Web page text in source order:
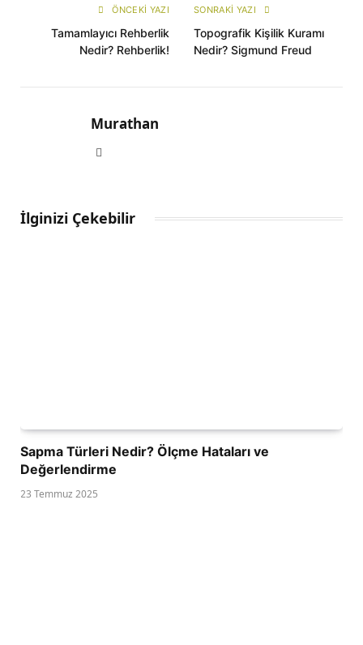
ÖNCEKI YAZI
Tamamlayıcı Rehberlik
Nedir? Rehberlik!
SONRAKI YAZI
Topografik Kişilik Kuramı
Nedir? Sigmund Freud
Murathan
İlginizi Çekebilir
Sapma Türleri Nedir? Ölçme Hataları ve
Değerlendirme
23 Temmuz 2025